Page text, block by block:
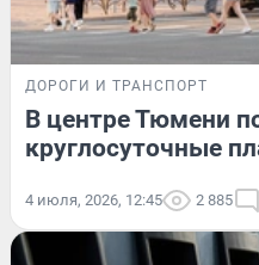
ДОРОГИ И ТРАНСПОРТ
В центре Тюмени
круглосуточные
4 июля, 2026, 12:45 2 885